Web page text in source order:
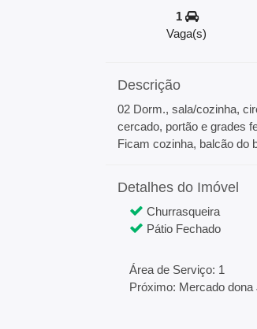
1
Vaga(s)
Descrição
02 Dorm., sala/cozinha,
cercado, portão e grades
Ficam cozinha, balcão do
Detalhes do Imóvel
Churrasqueira
Pátio Fechado
Área de Serviço: 1
Próximo: Mercado dona